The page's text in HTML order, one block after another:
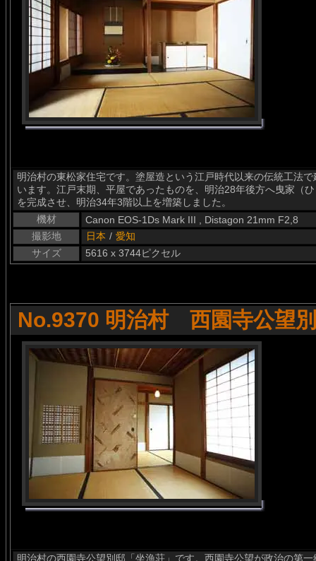
明治村の東松家住宅です。塗屋造という江戸時代以来の伝統工法
います。江戸末期、平屋であったものを、明治28年後方へ曳家（
を完成させ、明治34年3階以上を増築しました。
機材
Canon EOS-1Ds Mark III , Distagon 21mm F2,8
撮影地
日本 / 愛知
サイズ
5616 x 3744ピクセル
No.9370 明治村 西園寺公望
明治村の西園寺公望別邸「坐漁荘」です。西園寺公望が政治の第